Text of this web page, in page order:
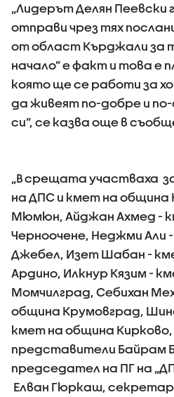
„Лидерът Делян Пеевски
отправи чрез тях
от област Кърджали за
начало” е факт и това е
която ще се работи за
да живеят по-добре и
си”, се казва още в
„В срещата участваха
на ДПС и кмет на община
Мюмюн, Айджан Ахмед -
Черноочене, Неджми Али
Джебел, Изет Шабан -
Ардино, Илкнур Кязим -
Момчилград, Себихан
община Крумовград,
кмет на община
представители Байрам
председател на ПГ на
Елван Гюркаш, секретар